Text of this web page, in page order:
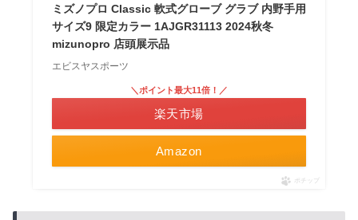
ミズノプロ Classic 軟式グローブ グラブ 内野手用
サイズ9 限定カラー 1AJGR31113 2024秋冬
mizunopro 店頭展示品
エビスヤスポーツ
Amazon
＼ポイント最大11倍！／
楽天市場
ポチップ